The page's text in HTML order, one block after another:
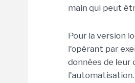
main qui peut
Pour la version
l'opérant par
données de leur